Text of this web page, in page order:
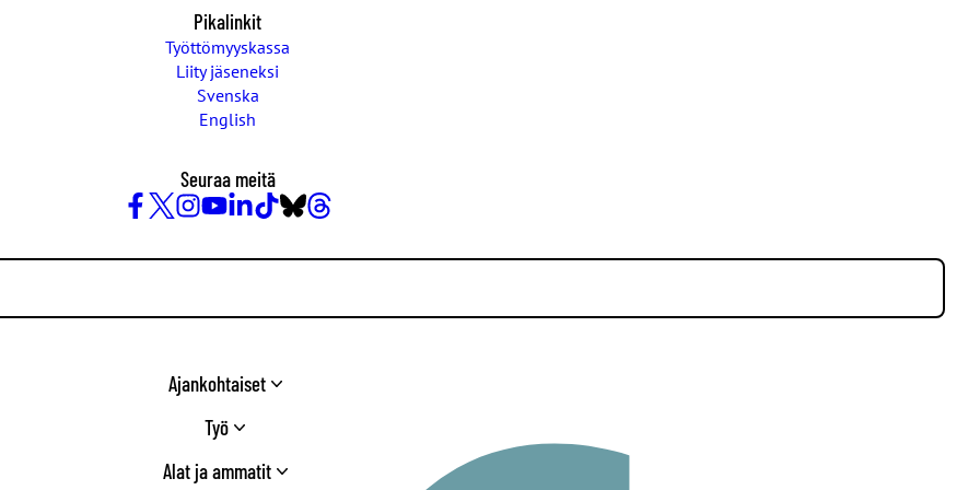
Pikalinkit
Työttömyyskassa
Liity jäseneksi
Svenska
English
Seuraa meitä
/
Ajankohtaiset
Työ
Alat ja ammatit